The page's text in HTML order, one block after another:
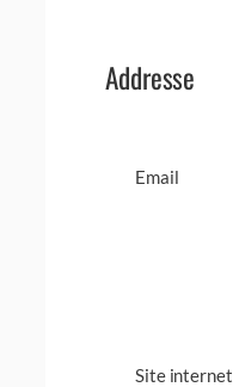
Addresse
Email
Site internet